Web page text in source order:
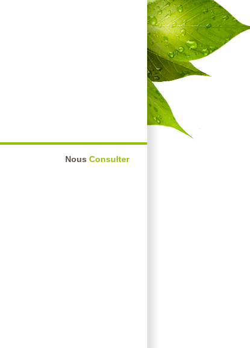
Nous Consulter